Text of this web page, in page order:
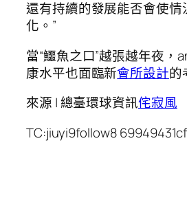
還有持續的發展能否會使情
化。”
當“鱷魚之口”越張越年夜，
康水平也面臨新會所設計的
來源 | 總臺環球資訊侘寂風
TC:jiuyi9follow8